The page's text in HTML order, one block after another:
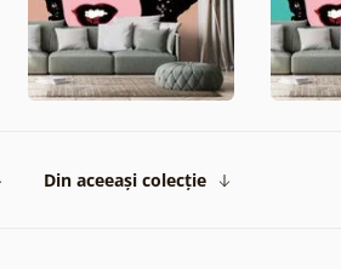
Din aceeași colecție